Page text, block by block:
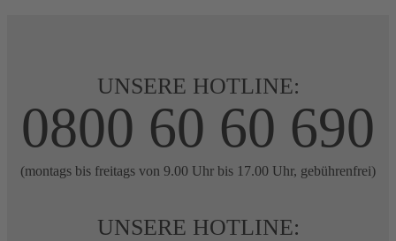
UNSERE HOTLINE:
0800 60 60 690
(montags bis freitags von 9.00 Uhr bis 17.00 Uhr, gebührenfrei)
UNSERE HOTLINE: